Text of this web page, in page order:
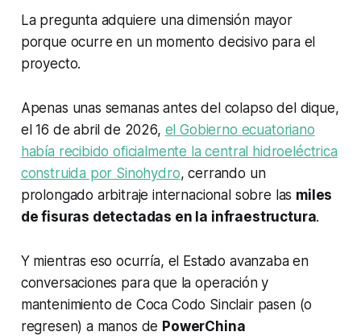
La pregunta adquiere una dimensión mayor
porque ocurre en un momento decisivo para el
proyecto.
Apenas unas semanas antes del colapso del dique,
el 16 de abril de 2026, el Gobierno ecuatoriano
había recibido oficialmente la central hidroeléctrica
construida por Sinohydro, cerrando un
prolongado arbitraje internacional sobre las miles
de fisuras detectadas en la infraestructura.
Y mientras eso ocurría, el Estado avanzaba en
conversaciones para que la operación y
mantenimiento de Coca Codo Sinclair pasen (o
regresen) a manos de PowerChina